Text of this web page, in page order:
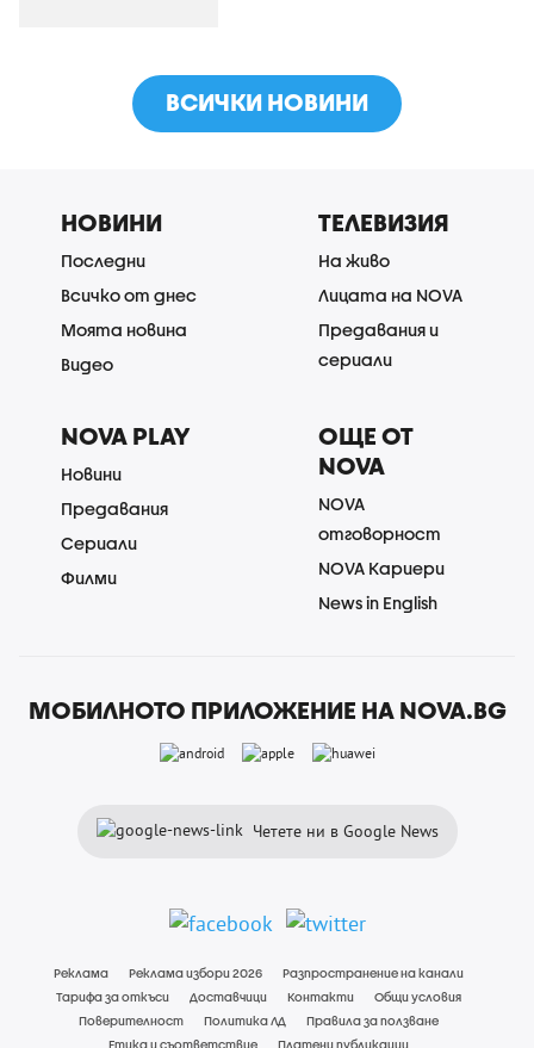
ВСИЧКИ НОВИНИ
НОВИНИ
Последни
Всичко от днес
Моята новина
Видео
ТЕЛЕВИЗИЯ
На живо
Лицата на NOVA
Предавания и
сериали
NOVA PLAY
Новини
Предавания
Сериали
Филми
ОЩЕ ОТ
NOVA
NOVA
отговорност
NOVA Кариери
News in English
МОБИЛНОТО ПРИЛОЖЕНИЕ НА NOVA.BG
Четете ни в Google News
Реклама Реклама избори 2026
Разпространение на канали
Тарифа за откъси
Доставчици Контакти
Общи условия
Поверителност
Политика ЛД
Правила за ползване
Етика и съответствие
Платени публикации